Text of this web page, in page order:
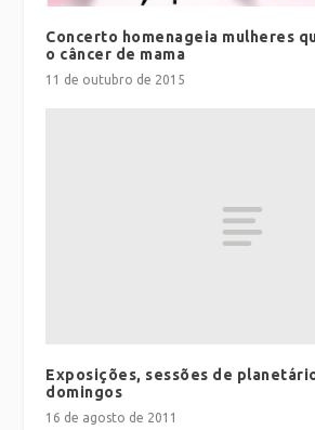
Concerto homenageia mulheres
o câncer de mama
11 de outubro de 2015
Exposições, sessões de
domingos
16 de agosto de 2011